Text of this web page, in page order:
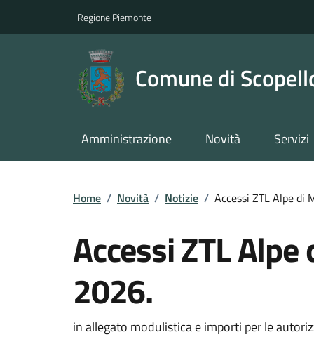
Regione Piemonte
Comune di
Amministrazione Novità Servizi
Home / Novità / Notizie / Accessi ZTL Alpe di
Accessi ZTL
2026.
in allegato modulistica e importi per le